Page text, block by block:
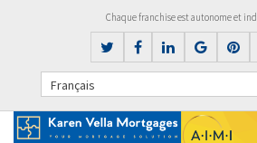
Chaque franchise est autonome et
Français